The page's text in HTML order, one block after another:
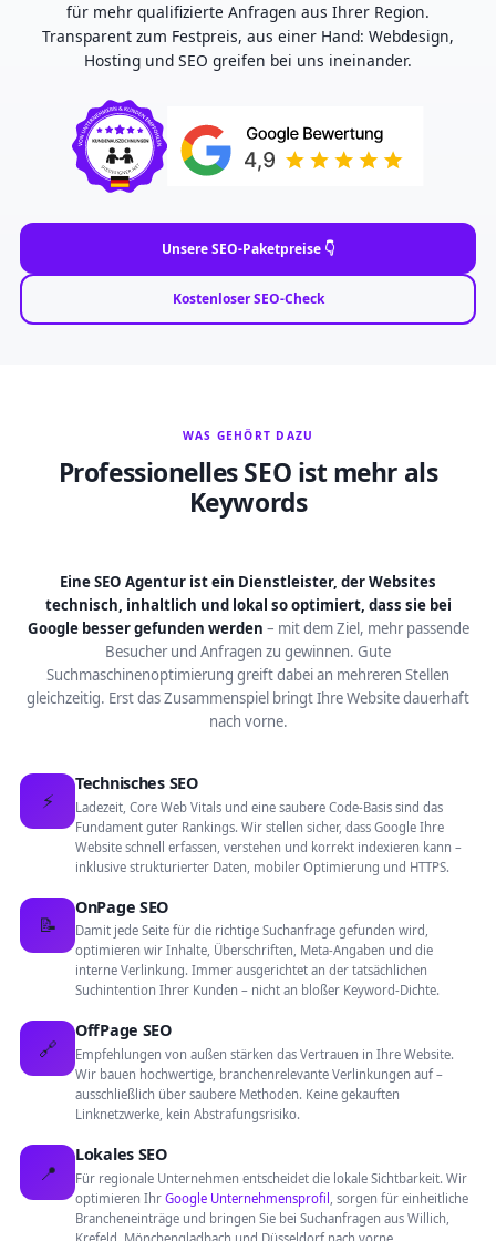
für mehr qualifizierte Anfragen aus Ihrer Region.
Transparent zum Festpreis, aus einer Hand: Webdesign,
Hosting und SEO greifen bei uns ineinander.
Unsere SEO-Paketpreise 👇
Kostenloser SEO-Check
WAS GEHÖRT DAZU
Professionelles SEO ist mehr als
Keywords
Eine SEO Agentur ist ein Dienstleister, der Websites
technisch, inhaltlich und lokal so optimiert, dass sie bei
Google besser gefunden werden – mit dem Ziel, mehr passende
Besucher und Anfragen zu gewinnen. Gute
Suchmaschinenoptimierung greift dabei an mehreren Stellen
gleichzeitig. Erst das Zusammenspiel bringt Ihre Website dauerhaft
nach vorne.
⚡
Technisches SEO
Ladezeit, Core Web Vitals und eine saubere Code-Basis sind das
Fundament guter Rankings. Wir stellen sicher, dass Google Ihre
Website schnell erfassen, verstehen und korrekt indexieren kann –
inklusive strukturierter Daten, mobiler Optimierung und HTTPS.
📝
OnPage SEO
Damit jede Seite für die richtige Suchanfrage gefunden wird,
optimieren wir Inhalte, Überschriften, Meta-Angaben und die
interne Verlinkung. Immer ausgerichtet an der tatsächlichen
Suchintention Ihrer Kunden – nicht an bloßer Keyword-Dichte.
🔗
OffPage SEO
Empfehlungen von außen stärken das Vertrauen in Ihre Website.
Wir bauen hochwertige, branchenrelevante Verlinkungen auf –
ausschließlich über saubere Methoden. Keine gekauften
Linknetzwerke, kein Abstrafungsrisiko.
📍
Lokales SEO
Für regionale Unternehmen entscheidet die lokale Sichtbarkeit. Wir
optimieren Ihr Google Unternehmensprofil , sorgen für einheitliche
Brancheneinträge und bringen Sie bei Suchanfragen aus Willich,